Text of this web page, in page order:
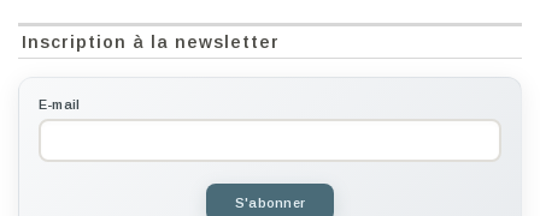
Inscription à la newsletter
E-mail
S'abonner